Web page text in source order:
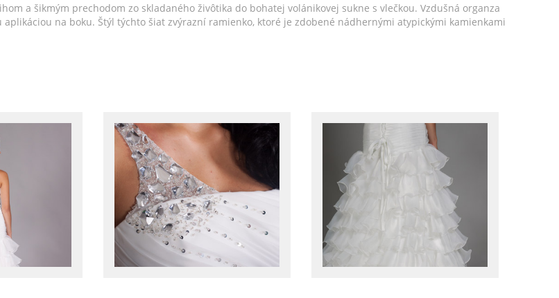
a šikmým prechodom zo skladaného živôtika do bohatej volánikovej sukne s vlečkou. Vzdušná organza
na boku. Štýl týchto šiat zvýrazní ramienko, ktoré je zdobené nádhernými atypickými kamienkami